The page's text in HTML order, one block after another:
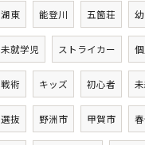
湖東 能登川 五箇荘
未就学児 ストライカー
戦術 キッズ 初心者
選抜 野洲市 甲賀市